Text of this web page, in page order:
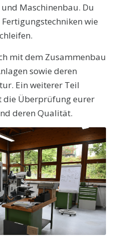
Maschinenbau. Du
wie
mit dem Zusammenbau
sowie deren
Ein weiterer Teil
die Überprüfung eurer
deren Qualität.